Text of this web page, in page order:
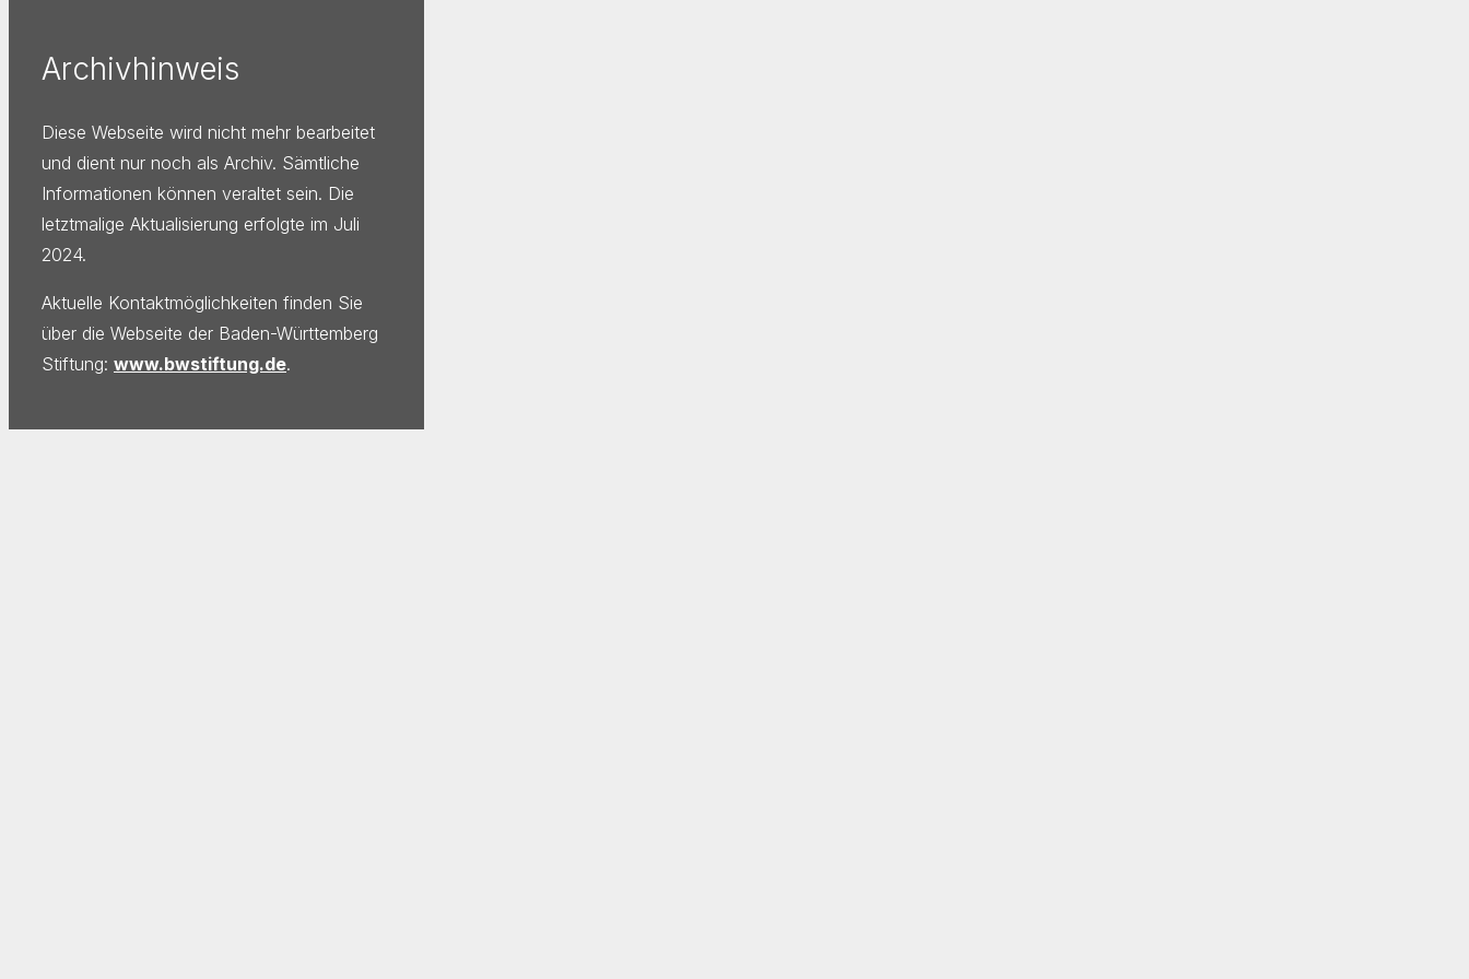
Archivhinweis
Diese Webseite wird nicht mehr bearbeitet
und dient nur noch als Archiv. Sämtliche
Informationen können veraltet sein. Die
letztmalige Aktualisierung erfolgte im Juli
2024.
Aktuelle Kontaktmöglichkeiten finden Sie
über die Webseite der Baden-Württemberg
Stiftung: www.bwstiftung.de.